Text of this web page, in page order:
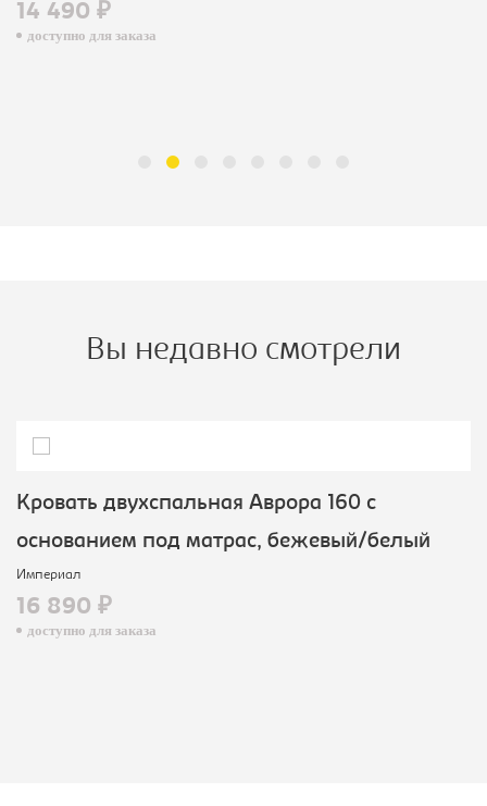
14 490 ₽
доступно для заказа
Вы недавно смотрели
Кровать двухспальная Аврора 160 с
основанием под матрас, бежевый/белый
Империал
16 890 ₽
доступно для заказа